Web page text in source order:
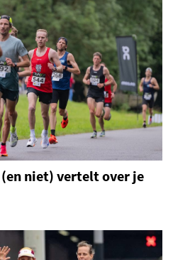
niet) vertelt over je